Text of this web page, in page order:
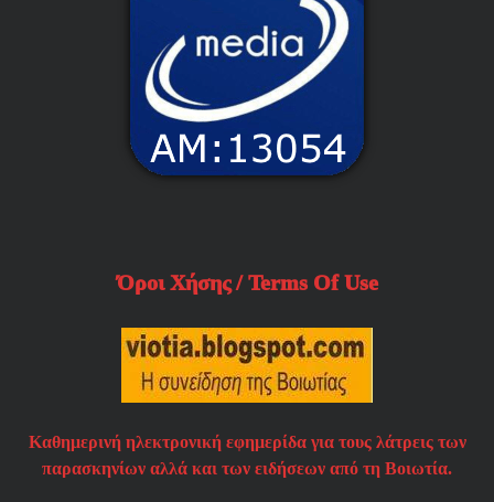
Όροι Χήσης / Terms Of Use
Καθημερινή ηλεκτρονική εφημερίδα για τους λάτρεις των
παρασκηνίων αλλά και των ειδήσεων από τη Βοιωτία.